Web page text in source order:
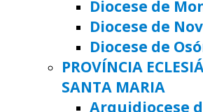
Diocese de
Diocese de
Diocese de
PROVÍNCIA
SANTA MARIA
Arquidiocese